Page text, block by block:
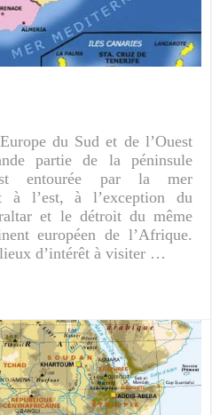
du Sud et de l’Ouest
partie de la péninsule
entourée par la mer
à l’est, à l’exception du
et le détroit du même
européen de l’Afrique.
d’intérêt à visiter …